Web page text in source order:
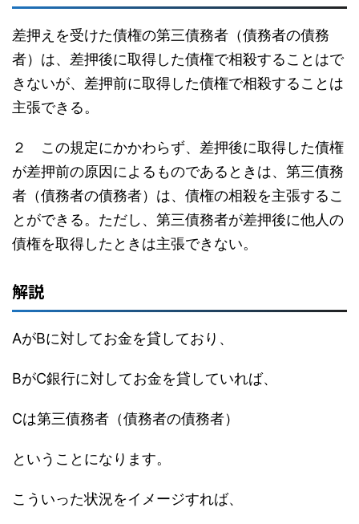
差押えを受けた債権の第三債務者（債務者の債務
者）は、差押後に取得した債権で相殺することはで
きないが、差押前に取得した債権で相殺することは
主張できる。
２ この規定にかかわらず、差押後に取得した債権
が差押前の原因によるものであるときは、第三債務
者（債務者の債務者）は、債権の相殺を主張するこ
とができる。ただし、第三債務者が差押後に他人の
債権を取得したときは主張できない。
解説
AがBに対してお金を貸しており、
BがC銀行に対してお金を貸していれば、
Cは第三債務者（債務者の債務者）
ということになります。
こういった状況をイメージすれば、